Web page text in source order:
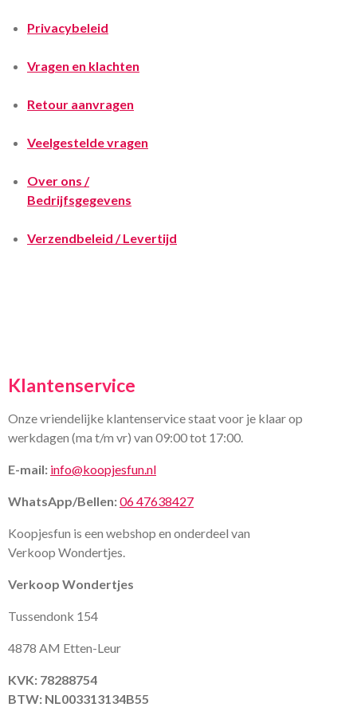
Privacybeleid
Vragen en klachten
Retour aanvragen
Veelgestelde vragen
Over ons /
Bedrijfsgegevens
Verzendbeleid / Levertijd
Klantenservice
Onze vriendelijke klantenservice staat voor je klaar op
werkdagen (ma t/m vr) van 09:00 tot 17:00.
E-mail: info@koopjesfun.nl
WhatsApp/Bellen:06 47638427
Koopjesfun is een webshop en onderdeel van
Verkoop Wondertjes.
Verkoop Wondertjes
Tussendonk 154
4878 AM Etten-Leur
KVK: 78288754
BTW: NL003313134B55